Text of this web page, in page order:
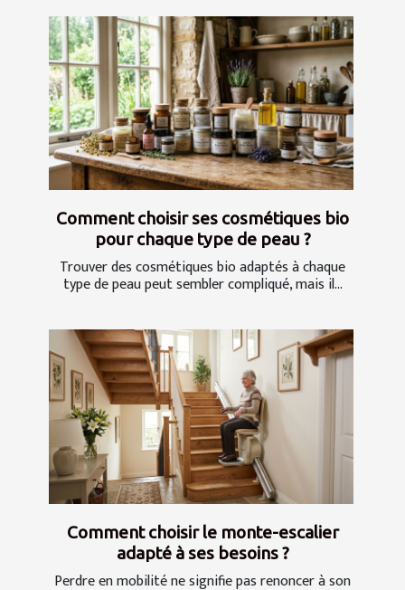
Comment choisir ses cosmétiques bio
pour chaque type de peau ?
Trouver des cosmétiques bio adaptés à chaque
type de peau peut sembler compliqué, mais il...
Comment choisir le monte-escalier
adapté à ses besoins ?
Perdre en mobilité ne signifie pas renoncer à son